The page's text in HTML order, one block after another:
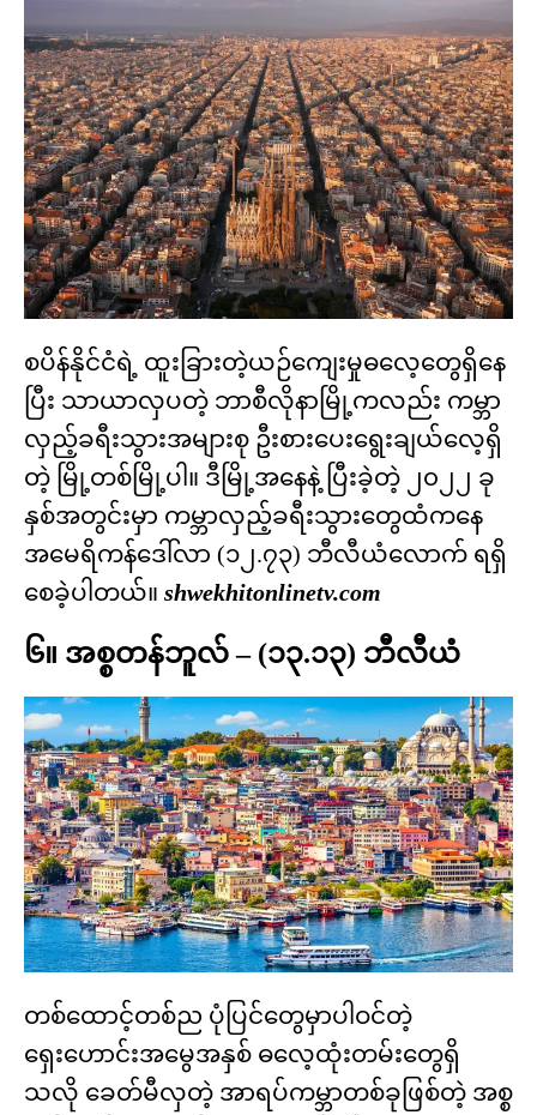
စပိန်နိုင်ငံရဲ့ ထူးခြားတဲ့ယဉ်ကျေးမှုဓလေ့တွေရှိနေ
ပြီး သာယာလှပတဲ့ ဘာစီလိုနာမြို့ကလည်း ကမ္ဘာ
လှည့်ခရီးသွားအများစု ဦးစားပေးရွေးချယ်လေ့ရှိ
တဲ့ မြို့တစ်မြို့ပါ။ ဒီမြို့အနေနဲ့ ပြီးခဲ့တဲ့ ၂၀၂၂ ခု
နှစ်အတွင်းမှာ ကမ္ဘာလှည့်ခရီးသွားတွေထံကနေ
အမေရိကန်ဒေါ်လာ (၁၂.၇၃) ဘီလီယံလောက် ရရှိ
စေခဲ့ပါတယ်။ shwekhitonlinetv.com
၆။ အစ္စတန်ဘူလ် – (၁၃.၁၃) ဘီလီယံ
တစ်ထောင့်တစ်ည ပုံပြင်တွေမှာပါဝင်တဲ့
ရှေးဟောင်းအမွေအနှစ် ဓလေ့ထုံးတမ်းတွေရှိ
သလို ခေတ်မီလှတဲ့ အာရပ်ကမ္ဘာတစ်ခုဖြစ်တဲ့ အစ္စ